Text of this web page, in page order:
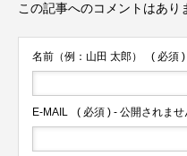
この記事へのコメントはあり
名前（例：山田 太郎） ( 必須 )
E-MAIL ( 必須 ) - 公開されませ